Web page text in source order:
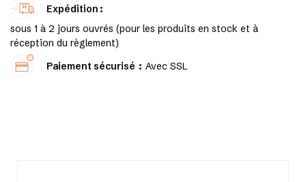
Expédition
sous 1 à 2 jours ouvrés (pour les produits en stock et à
réception du règlement)
Paiement sécurisé
Avec SSL